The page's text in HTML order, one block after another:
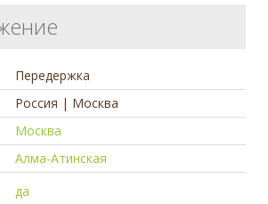
Передержка
Россия | Москва
Москва
Алма-Атинская
да